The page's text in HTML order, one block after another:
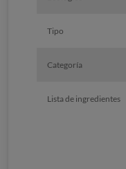
Tipo
Categoría
Lista de ingredientes